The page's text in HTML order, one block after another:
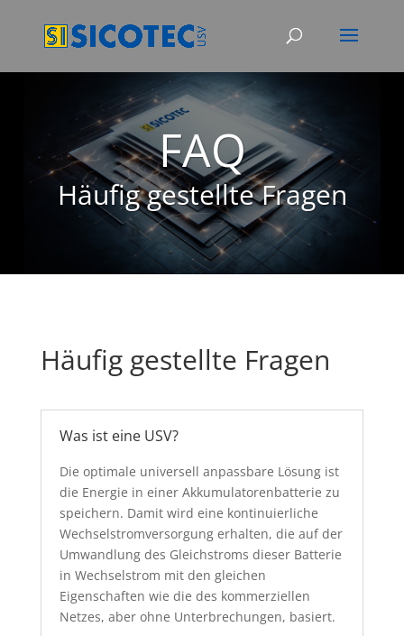
FAQ
Häufig gestellte Fragen
Häufig gestellte Fragen
Was ist eine USV?
Die optimale universell anpassbare Lösung ist
die Energie in einer Akkumulatorenbatterie zu
speichern. Damit wird eine kontinuierliche
Wechselstromversorgung erhalten, die auf der
Umwandlung des Gleichstroms dieser Batterie
in Wechselstrom mit den gleichen
Eigenschaften wie die des kommerziellen
Netzes, aber ohne Unterbrechungen, basiert.